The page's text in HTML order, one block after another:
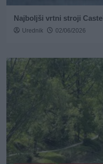
Najboljši vrtni stroji
Urednik 02/06/2026